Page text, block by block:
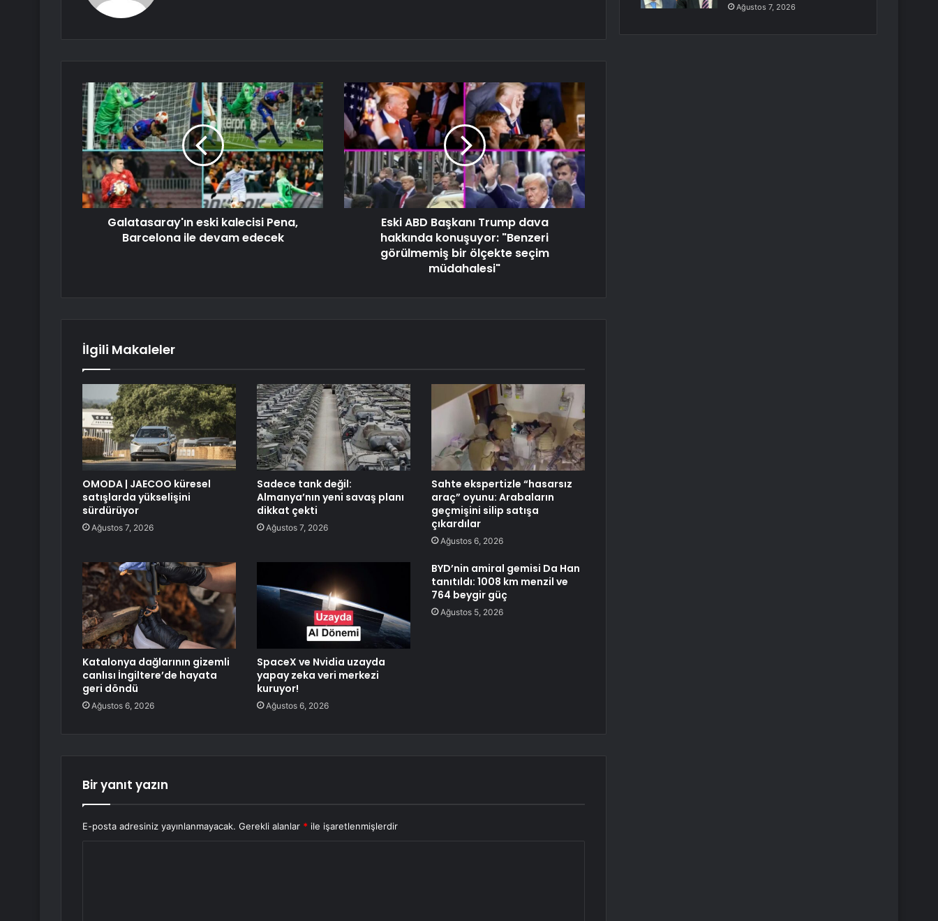
Galatasaray'ın eski kalecisi Pena,
Barcelona ile devam edecek
Eski ABD Başkanı Trump dava
hakkında konuşuyor: "Benzeri
görülmemiş bir ölçekte seçim
müdahalesi"
İlgili Makaleler
OMODA | JAECOO küresel
satışlarda yükselişini
sürdürüyor
Ağustos 7, 2026
Sadece tank değil:
Almanya’nın yeni savaş planı
dikkat çekti
Ağustos 7, 2026
Sahte ekspertizle “hasarsız
araç” oyunu: Arabaların
geçmişini silip satışa
çıkardılar
Ağustos 6, 2026
Katalonya dağlarının gizemli
canlısı İngiltere’de hayata
geri döndü
Ağustos 6, 2026
SpaceX ve Nvidia uzayda
yapay zeka veri merkezi
kuruyor!
Ağustos 6, 2026
BYD’nin amiral gemisi Da Han
tanıtıldı: 1008 km menzil ve
764 beygir güç
Ağustos 5, 2026
Bir yanıt yazın
E-posta adresiniz yayınlanmayacak. Gerekli alanlar * ile işaretlenmişlerdir
Ağustos 7, 2026